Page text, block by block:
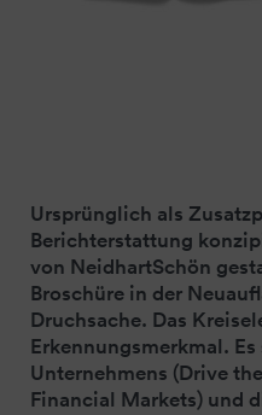
Ursprünglich als
Berichterstattung
von NeidhartSchön
Broschüre in der
Druchsache. Das
Erkennungsmerkmal.
Unternehmens (Drive
Financial Markets) und